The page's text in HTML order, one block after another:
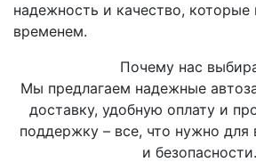
надежность и качество, которые
временем.
Почему нас
Мы предлагаем надежные
доставку, удобную оплату и
поддержку – все, что нужно
и безопасности.